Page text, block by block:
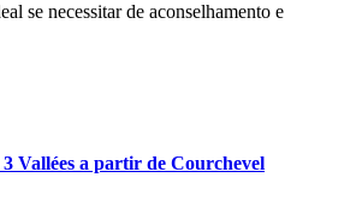
se necessitar de aconselhamento e
3 Vallées a partir de Courchevel